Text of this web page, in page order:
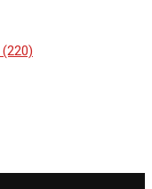
(220)